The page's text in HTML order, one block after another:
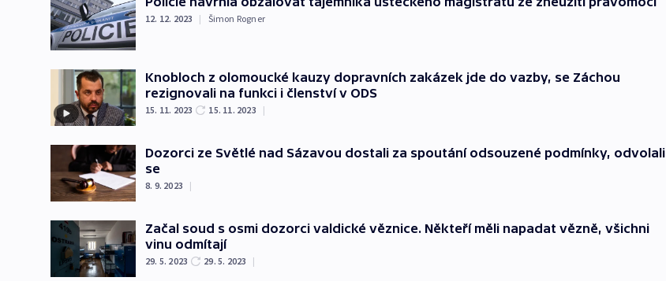
12. 12. 2023 | Šimon Rogner
Knobloch z olomoucké kauzy dopravních zakázek jde do vazby, se Záchou
rezignovali na funkci i členství v ODS
15. 11. 2023 15. 11. 2023 |
Dozorci ze Světlé nad Sázavou dostali za spoutání odsouzené podmínky, odvolali
se
8. 9. 2023 |
Začal soud s osmi dozorci valdické věznice. Někteří měli napadat vězně, všichni
vinu odmítají
29. 5. 2023 29. 5. 2023 |